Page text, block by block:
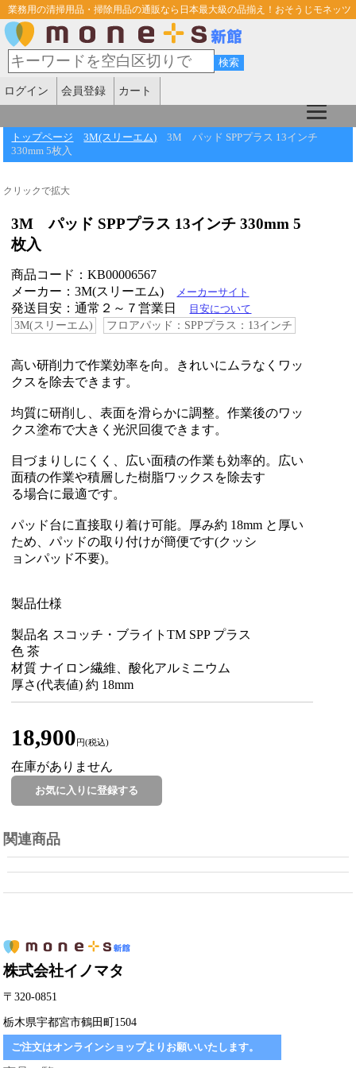
業務用の清掃用品・掃除用品の通販なら日本最大級の品揃え！おそうじモネッツ
ログイン 会員登録 カート
トップページ 3M(スリーエム)
3M パッド SPPプラス 13インチ
330mm 5枚入
クリックで拡大
3M パッド SPPプラス 13インチ 330mm 5
枚入
商品コード：KB00006567
メーカー：3M(スリーエム)
メーカーサイト
発送目安：通常２～７営業日 目安について
3M(スリーエム) フロアパッド：SPPプラス：13インチ
高い研削力で作業効率を向。きれいにムラなくワッ
クスを除去できます。
均質に研削し、表面を滑らかに調整。作業後のワッ
クス塗布で大きく光沢回復できます。
目づまりしにくく、広い面積の作業も効率的。広い
面積の作業や積層した樹脂ワックスを除去す
る場合に最適です。
パッド台に直接取り着け可能。厚み約 18mm と厚い
ため、パッドの取り付けが簡便です(クッシ
ョンパッド不要)。
製品仕様
製品名 スコッチ・ブライトTM SPP プラス
色 茶
材質 ナイロン繊維、酸化アルミニウム
厚さ(代表値) 約 18mm
18,900 円(税込)
在庫がありません
関連商品
株式会社イノマタ
〒320-0851
栃木県宇都宮市鶴田町1504
ご注文はオンラインショップよりお願いいたします。